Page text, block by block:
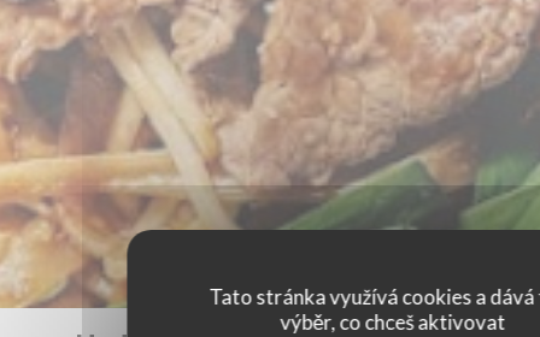
Tato stránka využívá cookies a dává
výběr, co chceš aktivovat